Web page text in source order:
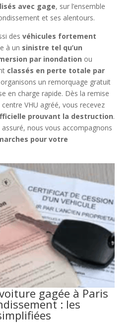
avec gage, sur l’ensemble
et ses alentours.
des véhicules fortement
à un sinistre tel qu’un
par inondation ou
classés en perte totale par
un remorquage gratuit
en charge rapide. Dès la remise
VHU agréé, vous recevez
prouvant la destruction.
nous vous accompagnons
pour votre
gagée à Paris
: les